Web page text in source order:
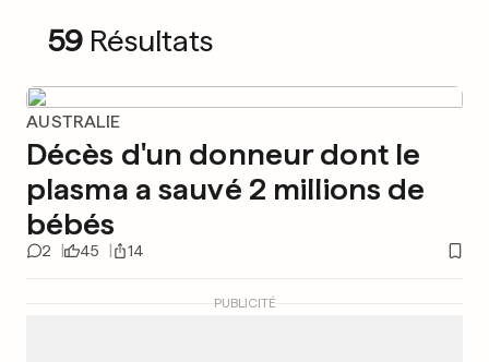
59 Résultats
AUSTRALIE
Décès d'un donneur dont le
plasma a sauvé 2 millions de
bébés
2 45 14
PUBLICITÉ